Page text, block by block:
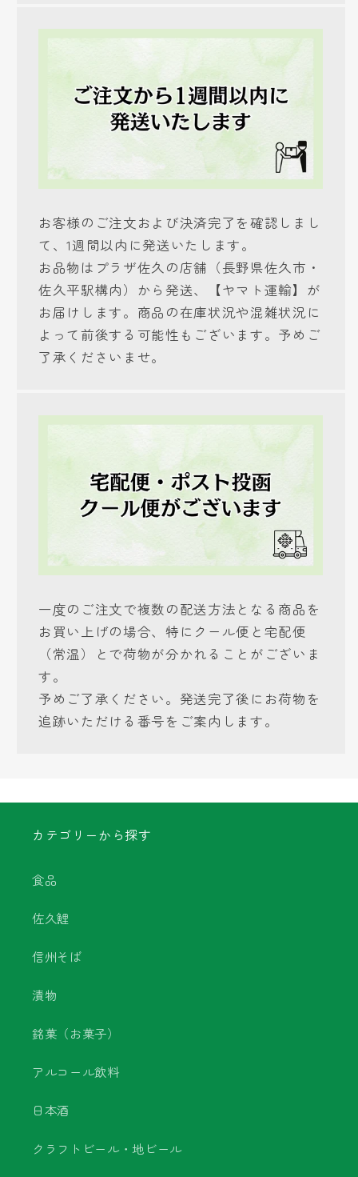
お客様のご注文および決済完了を確認しまし
て、1週間以内に発送いたします。
お品物はプラザ佐久の店舗（長野県佐久市・
佐久平駅構内）から発送、【ヤマト運輸】が
お届けします。商品の在庫状況や混雑状況に
よって前後する可能性もございます。予めご
了承くださいませ。
一度のご注文で複数の配送方法となる商品を
お買い上げの場合、特にクール便と宅配便
（常温）とで荷物が分かれることがございま
す。
予めご了承ください。発送完了後にお荷物を
追跡いただける番号をご案内します。
カテゴリーから探す
食品
佐久鯉
信州そば
漬物
銘菓（お菓子）
アルコール飲料
日本酒
クラフトビール・地ビール